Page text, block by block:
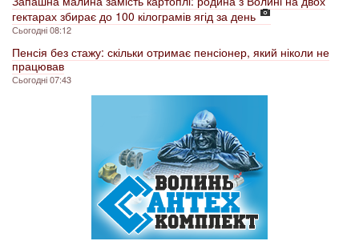
гектарах збирає до 100 кілограмів ягід за день
Сьогодні 08:12
Пенсія без стажу: скільки отримає пенсіонер, який ніколи не
працював
Сьогодні 07:43